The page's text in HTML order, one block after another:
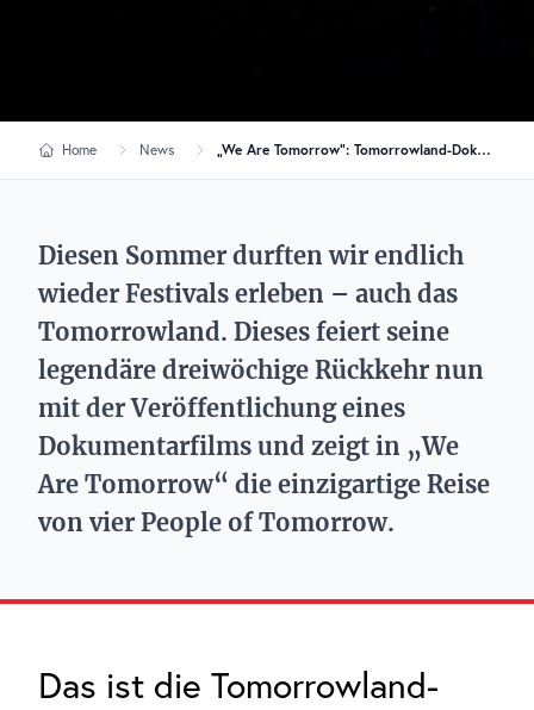
Home News „We Are Tomorrow“: Tomorrowland-Dokumentation über ikonische Rückkehr
Diesen Sommer durften wir endlich
wieder Festivals erleben – auch das
Tomorrowland. Dieses feiert seine
legendäre dreiwöchige Rückkehr nun
mit der Veröffentlichung eines
Dokumentarfilms und zeigt in „We
Are Tomorrow“ die einzigartige Reise
von vier People of Tomorrow.
Das ist die Tomorrowland-